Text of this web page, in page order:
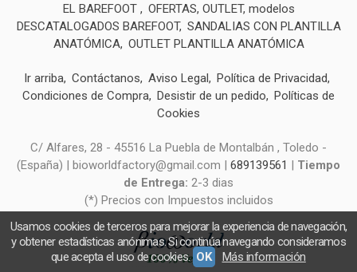
EL BAREFOOT
OFERTAS, OUTLET, modelos
DESCATALOGADOS BAREFOOT SANDALIAS CON PLANTILLA
ANATÓMICA OUTLET PLANTILLA ANATÓMICA
Ir arriba Contáctanos Aviso Legal
Política de Privacidad
Condiciones de Compra Desistir de un pedido
Políticas de
Cookies
C/ Alfares, 28 - 45516 La Puebla de Montalbán , Toledo -
(España) | bioworldfactory@gmail.com | 689139561 | Tiempo
de Entrega: 2-3 dias
(*) Precios con Impuestos incluidos
Usamos cookies de terceros para mejorar la experiencia de navegación,
y obtener estadísticas anónimas. Si continúa navegando consideramos
que acepta el uso de cookies. OK Más información